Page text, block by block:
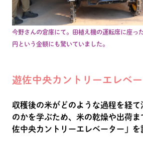
今野さんの倉庫にて。田植え機の運転席に座っ
円という金額にも驚いていました。
遊佐中央カントリーエレベ
収穫後の米がどのような過程を経て
のかを学ぶため、米の乾燥や出荷
佐中央カントリーエレベーター」を